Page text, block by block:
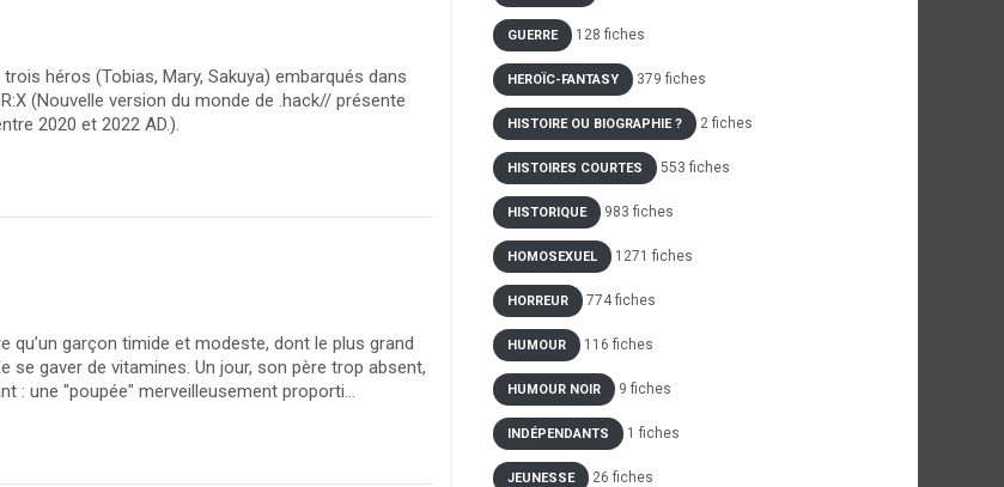
héros (Tobias, Mary, Sakuya) embarqués dans
(Nouvelle version du monde de .hack// présente
2020 et 2022 AD.).
qu’un garçon timide et modeste, dont le plus grand
gaver de vitamines. Un jour, son père trop absent,
: une "poupée" merveilleusement proporti...
GUERRE 128 fiches
HEROÏC-FANTASY 379 fiches
HISTOIRE OU BIOGRAPHIE ? 2 fiches
HISTOIRES COURTES 553 fiches
HISTORIQUE 983 fiches
HOMOSEXUEL 1271 fiches
HORREUR 774 fiches
HUMOUR 116 fiches
HUMOUR NOIR 9 fiches
INDÉPENDANTS 1 fiches
JEUNESSE 26 fiches